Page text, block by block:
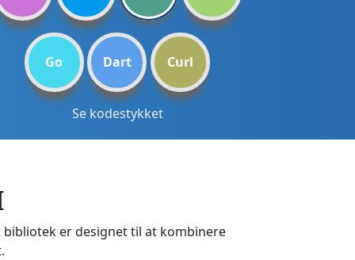
Go Dart Curl
Se kodestykket
bibliotek er designet til at kombinere